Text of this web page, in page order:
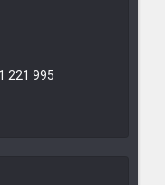
221 995